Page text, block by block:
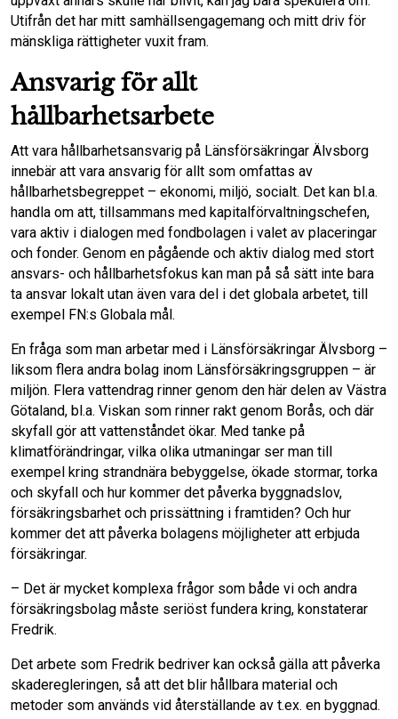
Utifrån det har mitt samhällsengagemang och mitt driv för
mänskliga rättigheter vuxit fram.
Ansvarig för allt
hållbarhetsarbete
Att vara hållbarhetsansvarig på Länsförsäkringar Älvsborg
innebär att vara ansvarig för allt som omfattas av
hållbarhetsbegreppet – ekonomi, miljö, socialt. Det kan bl.a.
handla om att, tillsammans med kapitalförvaltningschefen,
vara aktiv i dialogen med fondbolagen i valet av placeringar
och fonder. Genom en pågående och aktiv dialog med stort
ansvars- och hållbarhetsfokus kan man på så sätt inte bara
ta ansvar lokalt utan även vara del i det globala arbetet, till
exempel FN:s Globala mål.
En fråga som man arbetar med i Länsförsäkringar Älvsborg –
liksom flera andra bolag inom Länsförsäkringsgruppen – är
miljön. Flera vattendrag rinner genom den här delen av Västra
Götaland, bl.a. Viskan som rinner rakt genom Borås, och där
skyfall gör att vattenståndet ökar. Med tanke på
klimatförändringar, vilka olika utmaningar ser man till
exempel kring strandnära bebyggelse, ökade stormar, torka
och skyfall och hur kommer det påverka byggnadslov,
försäkringsbarhet och prissättning i framtiden? Och hur
kommer det att påverka bolagens möjligheter att erbjuda
försäkringar.
– Det är mycket komplexa frågor som både vi och andra
försäkringsbolag måste seriöst fundera kring, konstaterar
Fredrik.
Det arbete som Fredrik bedriver kan också gälla att påverka
skaderegleringen, så att det blir hållbara material och
metoder som används vid återställande av t.ex. en byggnad.